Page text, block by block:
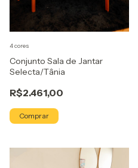
Conjunto Sala de Jantar
Selecta/Tânia
R$2.461,00
4 cores
Comprar